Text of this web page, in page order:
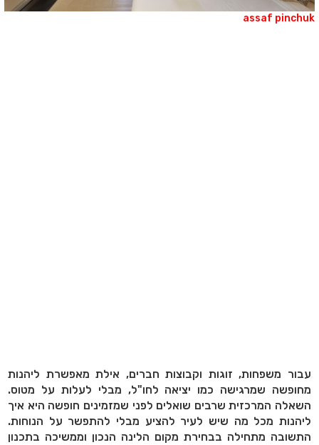
assaf
עבור משפחות, זוגות וקבוצות חברים, אילת מאפשרת ליהנות
מחופשה שמרגישה כמו יציאה לחו"ל, מבלי לעלות על מטוס.
השאלה המרכזית שרבים שואלים לפני שמזמינים חופשה היא איך
ליהנות מכל מה שיש לעיר להציע מבלי להתפשר על הנוחות.
התשובה מתחילה בבחירת מקום הלינה הנכון וממשיכה בתכנון